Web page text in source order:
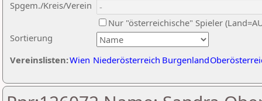
Sortierung
Spgem./Kreis/Verein
Nur "österreichische" Spieler
Vereinslisten:Wien Niederösterreich Burgenland